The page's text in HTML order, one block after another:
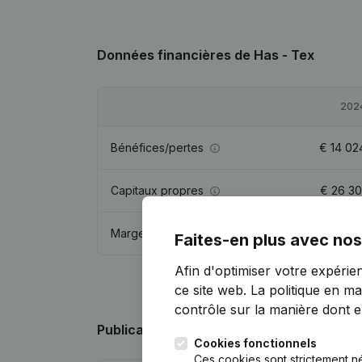
Données financières de Has - Tex
Bénéfices/pertes € 14
Capitaux propres € 26
Marge brute
Publications
Faites-en plus avec
Afin d'optimiser votre
ce site web. La politique en
contrôle sur la manière dont
Cookies fonctionnels
Ces cookies sont strictement